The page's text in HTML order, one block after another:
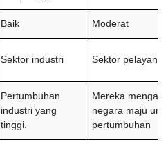
Baik Moderat
Sektor industri Sektor pelayanan
Pertumbuhan
industri yang
tinggi.
Mereka
negara maju
pertumbuhan